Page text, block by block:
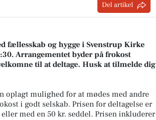
Del artikel
fællesskab og hygge i Svenstrup Kirke
Arrangementet byder på frokost
til at deltage. Husk at tilmelde dig
oplagt mulighed for at mødes med andre
i godt selskab. Prisen for deltagelse er
med en 50 kr. seddel. Prisen inkluderer